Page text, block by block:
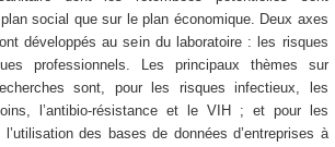
social que sur le plan économique. Deux axes
développés au sein du laboratoire : les risques
professionnels. Les principaux thèmes sur
sont, pour les risques infectieux, les
l’antibio-résistance et le VIH ; et pour les
des bases de données d’entreprises à